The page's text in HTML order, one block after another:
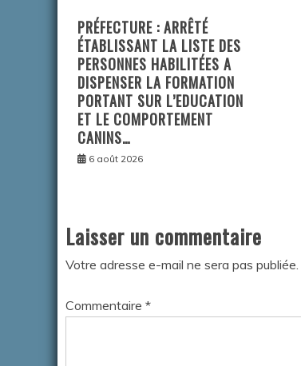
PRÉFECTURE : ARRÊTÉ
ÉTABLISSANT LA LISTE DES
PERSONNES HABILITÉES A
DISPENSER LA FORMATION
PORTANT SUR L’EDUCATION
ET LE COMPORTEMENT
CANINS…
6 août 2026
Laisser un commentaire
Votre adresse e-mail ne sera pas publiée.
Commentaire *